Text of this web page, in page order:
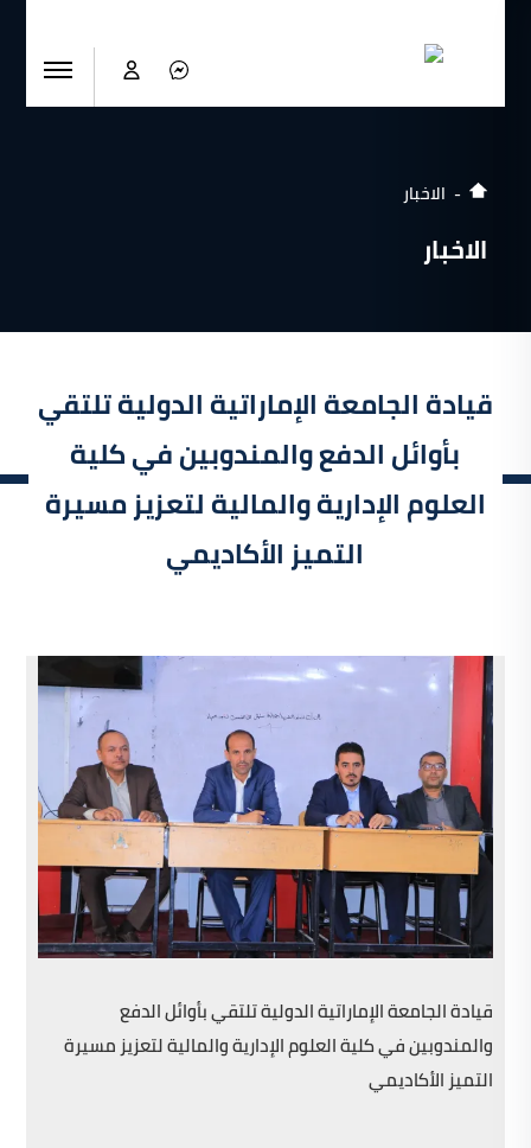
الاخبار
الاخبار
قيادة الجامعة الإماراتية الدولية تلتقي
بأوائل الدفع والمندوبين في كلية
العلوم الإدارية والمالية لتعزيز مسيرة
التميز الأكاديمي
قيادة الجامعة الإماراتية الدولية تلتقي بأوائل الدفع
والمندوبين في كلية العلوم الإدارية والمالية لتعزيز مسيرة
التميز الأكاديمي